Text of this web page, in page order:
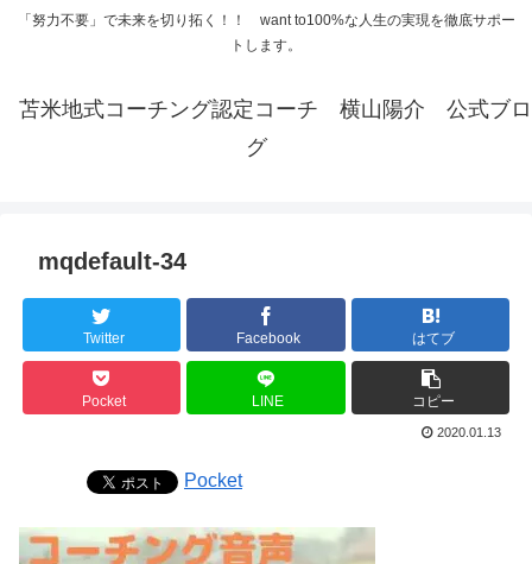
「努力不要」で未来を切り拓く！！ want to100%な人生の実現を徹底サポー
トします。
苫米地式コーチング認定コーチ 横山陽介 公式ブロ
グ
mqdefault-34
Twitter Facebook はてブ
Pocket LINE コピー
2020.01.13
Pocket